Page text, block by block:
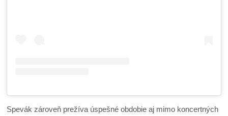
Spevák zároveň prežíva úspešné obdobie aj mimo koncertných